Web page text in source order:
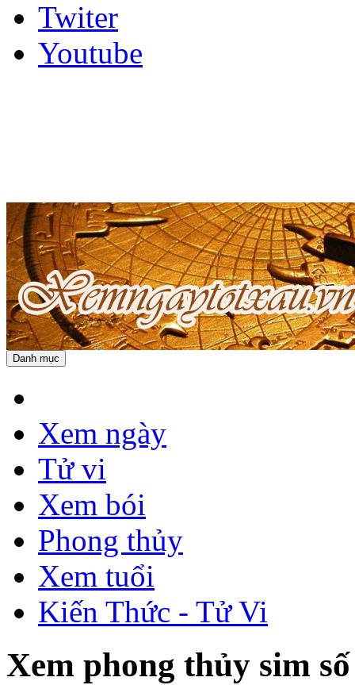
Twiter
Youtube
Danh mục
Xem ngày
Tử vi
Xem bói
Phong thủy
Xem tuổi
Kiến Thức - Tử Vi
Xem phong thủy sim